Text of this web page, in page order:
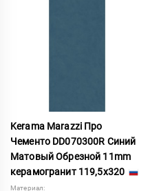
Kerama Marazzi Про
Чементо DD070300R Синий
Матовый Обрезной 11mm
керамогранит 119,5x320
Материал: